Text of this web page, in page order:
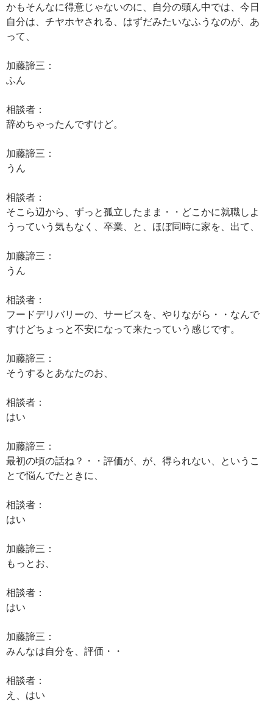
かもそんなに得意じゃないのに、自分の頭ん中では、今日
自分は、チヤホヤされる、はずだみたいなふうなのが、あ
って、
加藤諦三：
ふん
相談者：
辞めちゃったんですけど。
加藤諦三：
うん
相談者：
そこら辺から、ずっと孤立したまま・・どこかに就職しよ
うっていう気もなく、卒業、と、ほぼ同時に家を、出て、
加藤諦三：
うん
相談者：
フードデリバリーの、サービスを、やりながら・・なんで
すけどちょっと不安になって来たっていう感じです。
加藤諦三：
そうするとあなたのお、
相談者：
はい
加藤諦三：
最初の頃の話ね？・・評価が、が、得られない、というこ
とで悩んでたときに、
相談者：
はい
加藤諦三：
もっとお、
相談者：
はい
加藤諦三：
みんなは自分を、評価・・
相談者：
え、はい